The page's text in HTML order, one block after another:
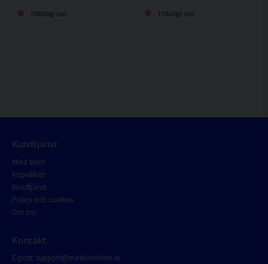
Tillfälligt slut Tillfälligt slut
Kundtjänst
Mina sidor
Köpvillkor
Kundtjänst
Policy och cookies
Om oss
Kontakt
E-post: support@maskinonline.se